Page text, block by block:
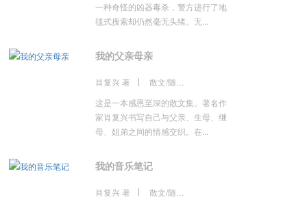
一种奇怪的凶器毒杀，警方进行了地
毯式搜索却仍然毫无头绪。无...
我的父亲母亲
肖复兴 著
这是一本感恩至深的散文集。著名作
家肖复兴书写自己与父亲、生母、继
母、姐弟之间的情感交织。在...
我的音乐笔记
肖复兴 著